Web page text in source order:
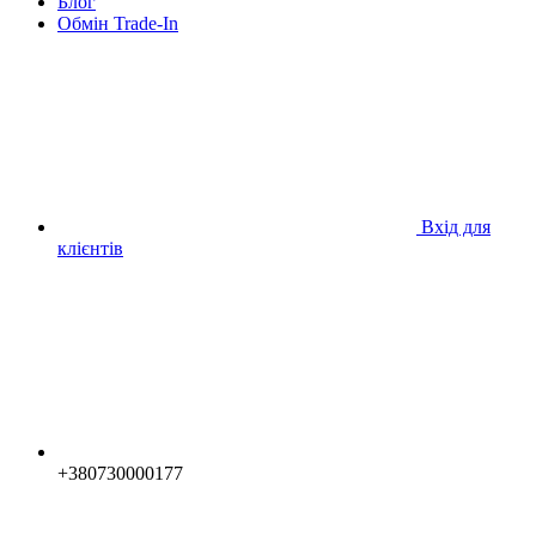
Обмін Trade-In
Вхід для
клієнтів
+380730000177